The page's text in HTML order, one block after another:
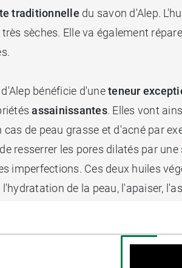
traditionnelle du savon d'Alep.
sèches. Elle va également
bénéficie d'uneteneur
assainissantes. Elles vont
cas de peau grasse et d'acné par
resserrer les pores dilatés par
imperfections. Ces deux huiles
de la peau, l'apaiser,
authentique 55 % laurier
sous la forme d'un pain de savon,